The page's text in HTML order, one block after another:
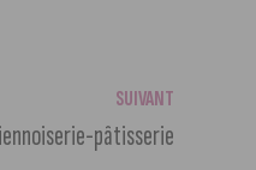
SUIVANT
pâtisserie